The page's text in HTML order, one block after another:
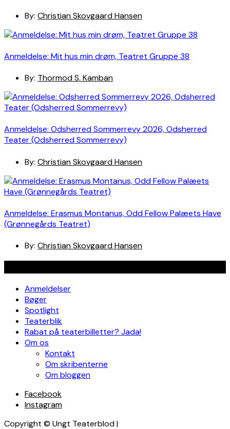
By: Christian Skovgaard Hansen
Anmeldelse: Mit hus min drøm, Teatret Gruppe 38
By: Thormod S. Kamban
Anmeldelse: Odsherred Sommerrevy 2026, Odsherred
Teater (Odsherred Sommerrevy)
By: Christian Skovgaard Hansen
Anmeldelse: Erasmus Montanus, Odd Fellow Palæets Have
(Grønnegårds Teatret)
By: Christian Skovgaard Hansen
Anmeldelser
Bøger
Spotlight
Teaterblik
Rabat på teaterbilletter? Jada!
Om os
Kontakt
Om skribenterne
Om bloggen
Facebook
Instagram
Copyright © Ungt Teaterblod |